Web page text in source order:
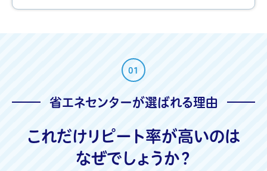
01
省エネセンターが選ばれる理由
これだけリピート率が高いのは
なぜでしょうか？